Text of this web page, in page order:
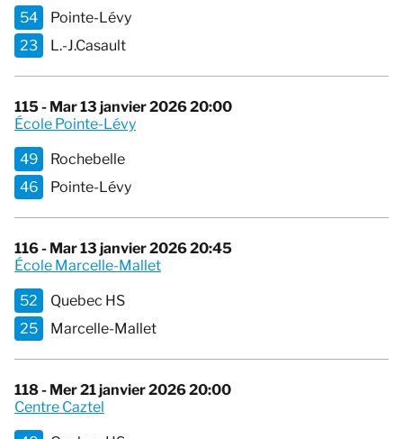
54
Pointe-Lévy
23
L.-J.Casault
115 - Mar 13 janvier 2026 20:00
École Pointe-Lévy
49
Rochebelle
46
Pointe-Lévy
116 - Mar 13 janvier 2026 20:45
École Marcelle-Mallet
52
Quebec HS
25
Marcelle-Mallet
118 - Mer 21 janvier 2026 20:00
Centre Caztel